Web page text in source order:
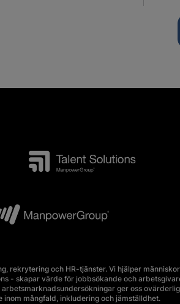
rekrytering och HR-tjänster. Vi hjälper
- skapar värde för jobbsökande och
ger oss
inom mångfald, inkludering och jämställdhet.